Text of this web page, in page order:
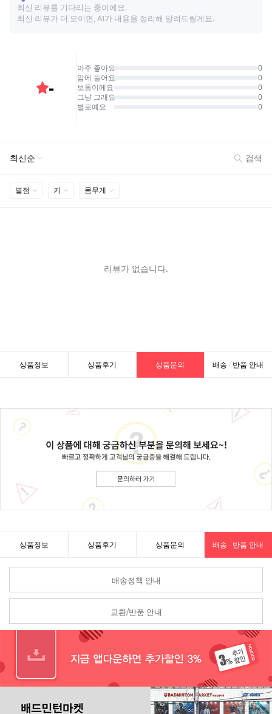
상품정보 상품후기 상품문의 배송 · 반품 안내
상품정보 상품후기 상품문의 배송 · 반품 안내
배송정책 안내
교환/반품 안내